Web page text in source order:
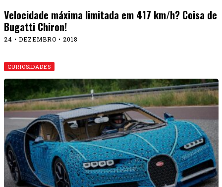
Velocidade máxima limitada em 417 km/h? Coisa de
Bugatti Chiron!
24 • DEZEMBRO • 2018
CURIOSIDADES